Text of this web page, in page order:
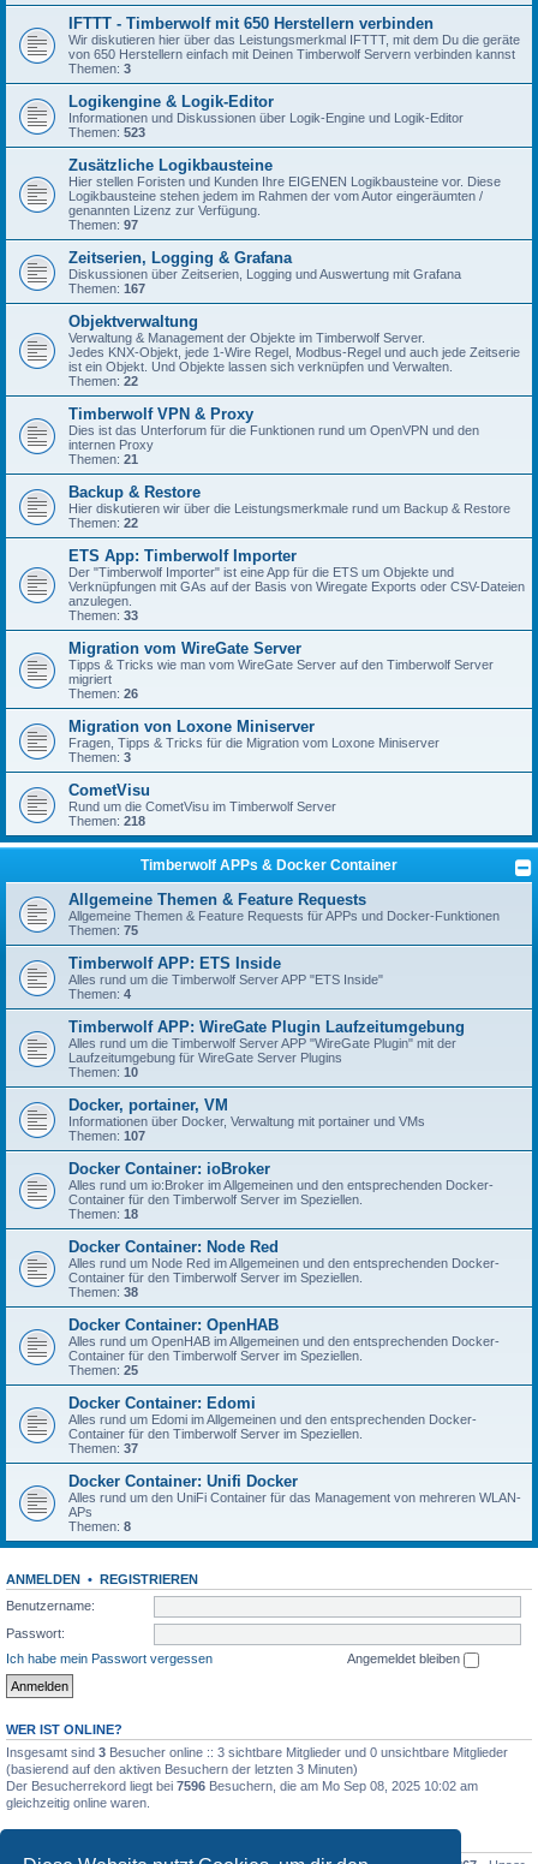
IFTTT - Timberwolf mit 650 Herstellern verbinden
Wir diskutieren hier über das Leistungsmerkmal IFTTT, mit dem Du die geräte
von 650 Herstellern einfach mit Deinen Timberwolf Servern verbinden kannst
Themen: 3
Logikengine & Logik-Editor
Informationen und Diskussionen über Logik-Engine und Logik-Editor
Themen: 523
Zusätzliche Logikbausteine
Hier stellen Foristen und Kunden Ihre EIGENEN Logikbausteine vor. Diese
Logikbausteine stehen jedem im Rahmen der vom Autor eingeräumten /
genannten Lizenz zur Verfügung.
Themen: 97
Zeitserien, Logging & Grafana
Diskussionen über Zeitserien, Logging und Auswertung mit Grafana
Themen: 167
Objektverwaltung
Verwaltung & Management der Objekte im Timberwolf Server.
Jedes KNX-Objekt, jede 1-Wire Regel, Modbus-Regel und auch jede Zeitserie
ist ein Objekt. Und Objekte lassen sich verknüpfen und Verwalten.
Themen: 22
Timberwolf VPN & Proxy
Dies ist das Unterforum für die Funktionen rund um OpenVPN und den
internen Proxy
Themen: 21
Backup & Restore
Hier diskutieren wir über die Leistungsmerkmale rund um Backup & Restore
Themen: 22
ETS App: Timberwolf Importer
Der "Timberwolf Importer" ist eine App für die ETS um Objekte und
Verknüpfungen mit GAs auf der Basis von Wiregate Exports oder CSV-Dateien
anzulegen.
Themen: 33
Migration vom WireGate Server
Tipps & Tricks wie man vom WireGate Server auf den Timberwolf Server
migriert
Themen: 26
Migration von Loxone Miniserver
Fragen, Tipps & Tricks für die Migration vom Loxone Miniserver
Themen: 3
CometVisu
Rund um die CometVisu im Timberwolf Server
Themen: 218
Timberwolf APPs & Docker Container
Allgemeine Themen & Feature Requests
Allgemeine Themen & Feature Requests für APPs und Docker-Funktionen
Themen: 75
Timberwolf APP: ETS Inside
Alles rund um die Timberwolf Server APP "ETS Inside"
Themen: 4
Timberwolf APP: WireGate Plugin Laufzeitumgebung
Alles rund um die Timberwolf Server APP "WireGate Plugin" mit der
Laufzeitumgebung für WireGate Server Plugins
Themen: 10
Docker, portainer, VM
Informationen über Docker, Verwaltung mit portainer und VMs
Themen: 107
Docker Container: ioBroker
Alles rund um io:Broker im Allgemeinen und den entsprechenden Docker-
Container für den Timberwolf Server im Speziellen.
Themen: 18
Docker Container: Node Red
Alles rund um Node Red im Allgemeinen und den entsprechenden Docker-
Container für den Timberwolf Server im Speziellen.
Themen: 38
Docker Container: OpenHAB
Alles rund um OpenHAB im Allgemeinen und den entsprechenden Docker-
Container für den Timberwolf Server im Speziellen.
Themen: 25
Docker Container: Edomi
Alles rund um Edomi im Allgemeinen und den entsprechenden Docker-
Container für den Timberwolf Server im Speziellen.
Themen: 37
Docker Container: Unifi Docker
Alles rund um den UniFi Container für das Management von mehreren WLAN-
APs
Themen: 8
ANMELDEN •
REGISTRIEREN
Benutzername:
Passwort:
Ich habe mein Passwort vergessen
Angemeldet bleiben
WER IST ONLINE?
Insgesamt sind 3 Besucher online :: 3 sichtbare Mitglieder und 0 unsichtbare Mitglieder
(basierend auf den aktiven Besuchern der letzten 3 Minuten)
Der Besucherrekord liegt bei 7596 Besuchern, die am Mo Sep 08, 2025 10:02 am
gleichzeitig online waren.